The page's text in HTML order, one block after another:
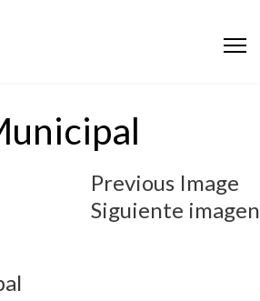
Previous Image
Siguiente imagen